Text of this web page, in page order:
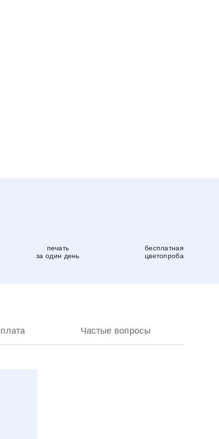
печать
за один день
бесплатная
цветопроба
Частые вопросы